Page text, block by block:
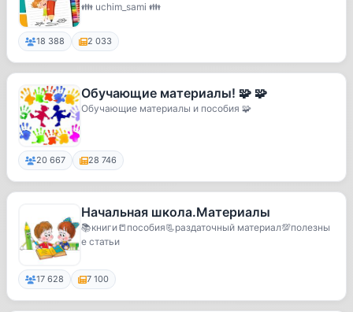
👪 uchim_sami 👪
18 388 2 033
Обучающие материалы! 🧩 🧩
Обучающие материалы и пособия 🧩
20 667 28 746
Начальная школа.Материалы
📚книги📒пособия📃раздаточный материал💯полезны
е статьи
17 628 7 100